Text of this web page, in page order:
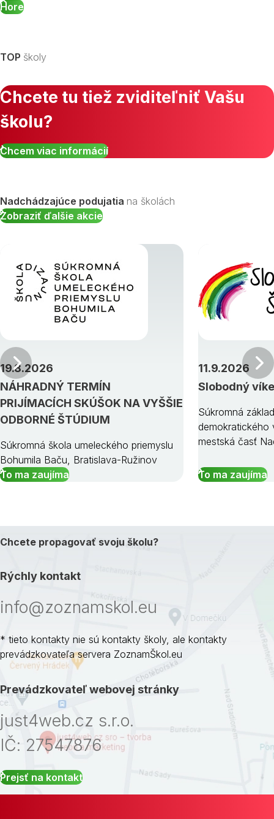
Hore
TOP školy
Chcete tu tiež zviditeľniť Vašu
školu?
Chcem viac informácií
Nadchádzajúce podujatia na školách
Zobraziť ďalšie akcie
NÁHRADNÝ TERMÍN
PRIJÍMACÍCH SKÚŠOK NA VYŠŠIE
ODBORNÉ ŠTÚDIUM
19.8.2026
Súkromná škola umeleckého priemyslu
Bohumila Baču, Bratislava-Ružinov
To ma zaujíma
Slobodný
11.9.2026
Súkromná
demokratického
mestská časť
To ma zaujíma
Predchádzajúci
Chcete propagovať svoju školu?
Rýchly kontakt
info@zoznamskol.eu
* tieto kontakty nie sú kontakty školy, ale kontakty
prevádzkovateľa servera ZoznamŠkol.eu
Prevádzkovateľ webovej stránky
just4web.cz s.r.o.
IČ: 27547876
Prejsť na kontakt